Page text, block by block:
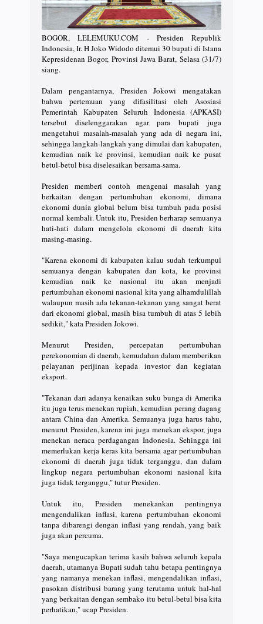
BOGOR, LELEMUKU.COM - Presiden Republik
Indonesia, Ir. H Joko Widodo ditemui 30 bupati di Istana
Kepresidenan Bogor, Provinsi Jawa Barat, Selasa (31/7)
siang.
Dalam pengantarnya, Presiden Jokowi mengatakan
bahwa pertemuan yang difasilitasi oleh Asosiasi
Pemerintah Kabupaten Seluruh Indonesia (APKASI)
tersebut diselenggarakan agar para bupati juga
mengetahui masalah-masalah yang ada di negara ini,
sehingga langkah-langkah yang dimulai dari kabupaten,
kemudian naik ke provinsi, kemudian naik ke pusat
betul-betul bisa diselesaikan bersama-sama.
Presiden memberi contoh mengenai masalah yang
berkaitan dengan pertumbuhan ekonomi, dimana
ekonomi dunia global belum bisa tumbuh pada posisi
normal kembali. Untuk itu, Presiden berharap semuanya
hati-hati dalam mengelola ekonomi di daerah kita
masing-masing.
"Karena ekonomi di kabupaten kalau sudah terkumpul
semuanya dengan kabupaten dan kota, ke provinsi
kemudian naik ke nasional itu akan menjadi
pertumbuhan ekonomi nasional kita yang alhamdulillah
walaupun masih ada tekanan-tekanan yang sangat berat
dari ekonomi global, masih bisa tumbuh di atas 5 lebih
sedikit," kata Presiden Jokowi.
Menurut Presiden, percepatan pertumbuhan
perekonomian di daerah, kemudahan dalam memberikan
pelayanan perijinan kepada investor dan kegiatan
eksport.
"Tekanan dari adanya kenaikan suku bunga di Amerika
itu juga terus menekan rupiah, kemudian perang dagang
antara China dan Amerika. Semuanya juga harus tahu,
menurut Presiden, karena ini juga menekan ekspor, juga
menekan neraca perdagangan Indonesia. Sehingga ini
memerlukan kerja keras kita bersama agar pertumbuhan
ekonomi di daerah juga tidak terganggu, dan dalam
lingkup negara pertumbuhan ekonomi nasional kita
juga tidak terganggu," tutur Presiden.
Untuk itu, Presiden menekankan pentingnya
mengendalikan inflasi, karena pertumbuhan ekonomi
tanpa dibarengi dengan inflasi yang rendah, yang baik
juga akan percuma.
"Saya mengucapkan terima kasih bahwa seluruh kepala
daerah, utamanya Bupati sudah tahu betapa pentingnya
yang namanya menekan inflasi, mengendalikan inflasi,
pasokan distribusi barang yang terutama untuk hal-hal
yang berkaitan dengan sembako itu betul-betul bisa kita
perhatikan," ucap Presiden.